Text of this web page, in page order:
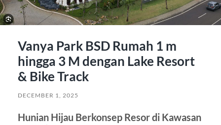
Vanya Park BSD Rumah 1 m
hingga 3 M dengan Lake Resort
& Bike Track
DECEMBER 1, 2025
Hunian Hijau Berkonsep Resor di Kawasan